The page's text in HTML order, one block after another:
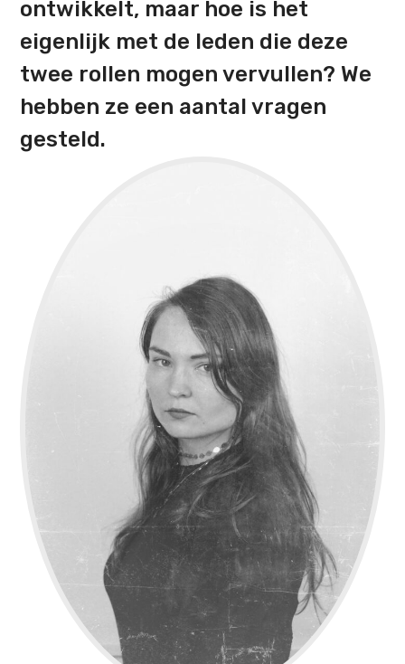
ontwikkelt, maar hoe is het
eigenlijk met de leden die deze
twee rollen mogen vervullen? We
hebben ze een aantal vragen
gesteld.